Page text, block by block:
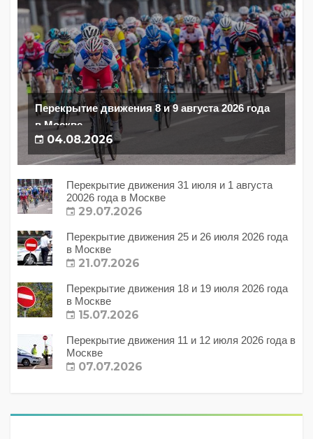
Перекрытие движения 8 и 9 августа 2026 года
в Москве
04.08.2026
Перекрытие движения 31 июля и 1 августа
20026 года в Москве
29.07.2026
Перекрытие движения 25 и 26 июля 2026 года
в Москве
21.07.2026
Перекрытие движения 18 и 19 июля 2026 года
в Москве
15.07.2026
Перекрытие движения 11 и 12 июля 2026 года в
Москве
07.07.2026